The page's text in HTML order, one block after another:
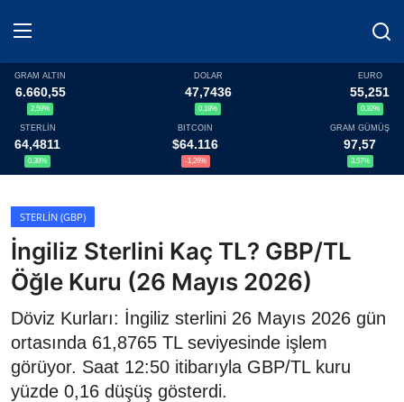
Haberler
Döviz
Altın Fiyatları
Döviz Kurları
Fonlar
Kripto Paralar
Çeviriciler
GRAM ALTIN
6.660,55
2,59%
DOLAR
47,7436
0,18%
EURO
55,251
0,32%
STERLİN
64,4811
0,38%
BITCOIN
$64.116
-1,26%
GRAM GÜMÜŞ
97,57
3,57%
STERLIN (GBP)
İngiliz Sterlini Kaç TL? GBP/TL
Öğle Kuru (26 Mayıs 2026)
Döviz Kurları: İngiliz sterlini 26 Mayıs 2026 gün
ortasında 61,8765 TL seviyesinde işlem
görüyor. Saat 12:50 itibarıyla GBP/TL kuru
yüzde 0,16 düşüş gösterdi.